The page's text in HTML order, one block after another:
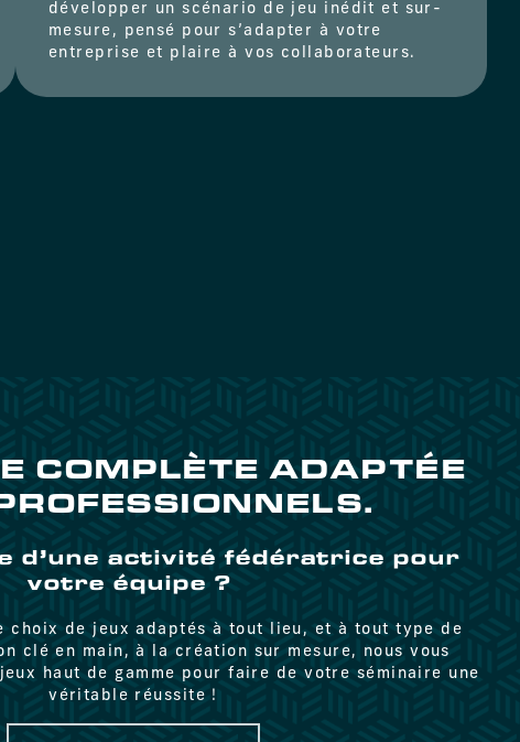
développer un scénario de jeu inédit et sur-
mesure, pensé pour s’adapter à votre
entreprise et plaire à vos collaborateurs.
COMPLÈTE ADAPTÉE
d’une activité fédératrice pour
votre équipe ?
choix de jeux adaptés à tout lieu, et à tout type de
clé en main, à la création sur mesure, nous vous
haut de gamme pour faire de votre séminaire une
véritable réussite !